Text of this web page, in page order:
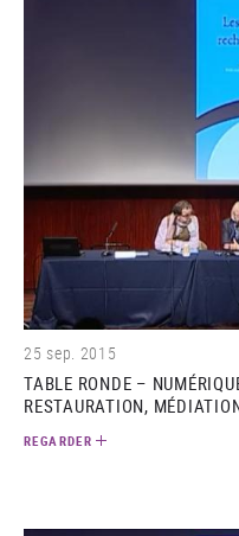
25 sep. 2015
TABLE RONDE –
RESTAURATION,
REGARDER